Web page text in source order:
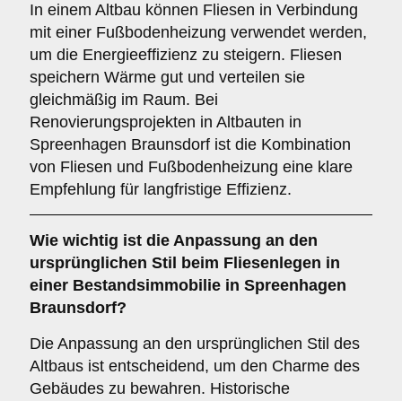
In einem Altbau können Fliesen in Verbindung
mit einer Fußbodenheizung verwendet werden,
um die Energieeffizienz zu steigern. Fliesen
speichern Wärme gut und verteilen sie
gleichmäßig im Raum. Bei
Renovierungsprojekten in Altbauten in
Spreenhagen Braunsdorf ist die Kombination
von Fliesen und Fußbodenheizung eine klare
Empfehlung für langfristige Effizienz.
Wie wichtig ist die Anpassung an den
ursprünglichen Stil
beim Fliesenlegen in
einer Bestandsimmobilie in Spreenhagen
Braunsdorf?
Die Anpassung an den ursprünglichen Stil des
Altbaus ist entscheidend, um den Charme des
Gebäudes zu bewahren. Historische